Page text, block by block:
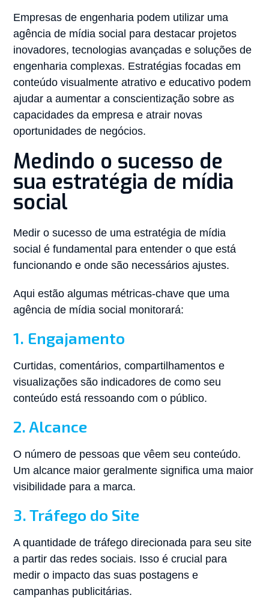
Empresas de engenharia podem utilizar uma
agência de mídia social para destacar projetos
inovadores, tecnologias avançadas e soluções de
engenharia complexas. Estratégias focadas em
conteúdo visualmente atrativo e educativo podem
ajudar a aumentar a conscientização sobre as
capacidades da empresa e atrair novas
oportunidades de negócios.
Medindo o sucesso de
sua estratégia de mídia
social
Medir o sucesso de uma estratégia de mídia
social é fundamental para entender o que está
funcionando e onde são necessários ajustes.
Aqui estão algumas métricas-chave que uma
agência de mídia social monitorará:
1. Engajamento
Curtidas, comentários, compartilhamentos e
visualizações são indicadores de como seu
conteúdo está ressoando com o público.
2. Alcance
O número de pessoas que vêem seu conteúdo.
Um alcance maior geralmente significa uma maior
visibilidade para a marca.
3. Tráfego do Site
A quantidade de tráfego direcionada para seu site
a partir das redes sociais. Isso é crucial para
medir o impacto das suas postagens e
campanhas publicitárias.